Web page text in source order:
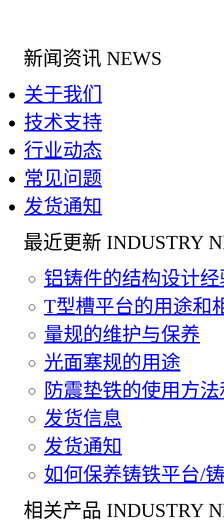
新闻资讯 NEWS
关于我们
技术支持
行业动态
常见问题
发货通知
最近更新 INDUSTRY
铝铸件的结构设计经
T型槽平台的用途和
量规的维护与保养
光面塞规的用途
防震垫铁的使用方
发货信息
发货通知
如何保养铸铁平台/
相关产品 INDUSTRY